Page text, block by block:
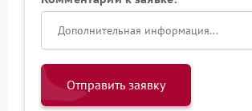
Отправить заявку